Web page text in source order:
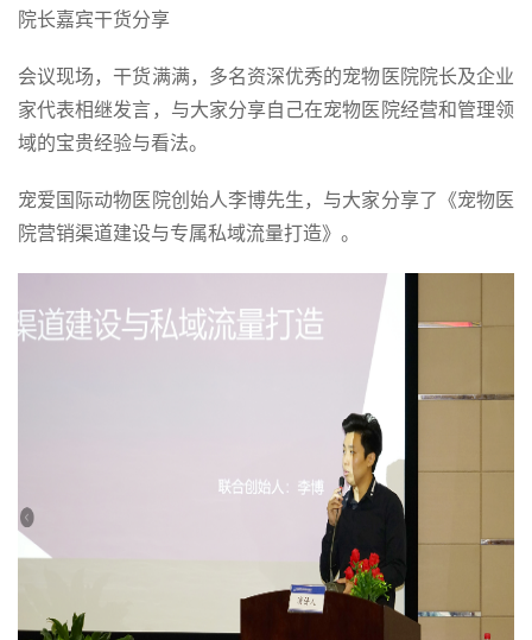
院长嘉宾干货分享
会议现场，干货满满，多名资深优秀的宠物医院院长及企业
家代表相继发言，与大家分享自己在宠物医院经营和管理领
域的宝贵经验与看法。
宠爱国际动物医院创始人李博先生，与大家分享了《宠物医
院营销渠道建设与专属私域流量打造》。